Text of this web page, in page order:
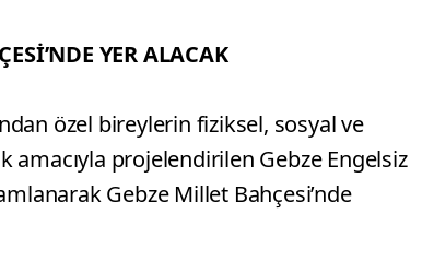
YER ALACAK
özel bireylerin fiziksel, sosyal ve
amacıyla projelendirilen Gebze Engelsiz
Gebze Millet Bahçesi’nde